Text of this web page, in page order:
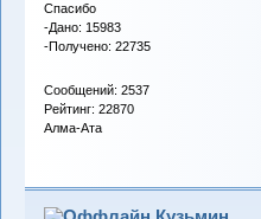
Спасибо
-Дано: 15983
-Получено: 22735
Сообщений: 2537
Рейтинг: 22870
Алма-Ата